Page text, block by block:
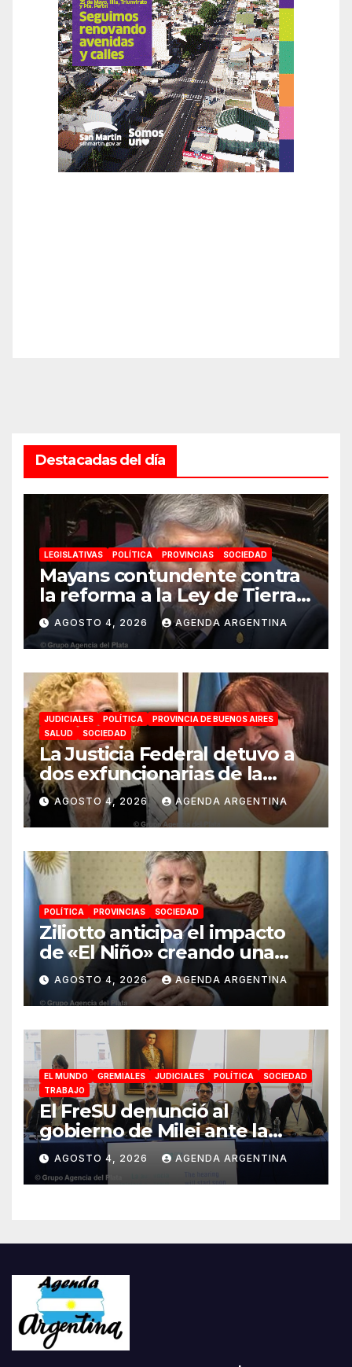
Destacadas del día
LEGISLATIVAS POLÍTICA PROVINCIAS SOCIEDAD
Mayans contundente contra
la reforma a la Ley de Tierras:
«Esta ley vende el país»
AGOSTO 4, 2026 AGENDA ARGENTINA
JUDICIALES POLÍTICA
PROVINCIA DE BUENOS AIRES
SALUD
SOCIEDAD
La Justicia Federal detuvo a
dos exfuncionarias de la
ANMAT y el INAME por la
causa del fentanilo
contaminado
AGOSTO 4, 2026 AGENDA ARGENTINA
POLÍTICA PROVINCIAS SOCIEDAD
Ziliotto anticipa el impacto
de «El Niño» creando una
«Unidad de Gestión» para
proteger el territorio
pampeano
AGOSTO 4, 2026 AGENDA ARGENTINA
EL MUNDO GREMIALES JUDICIALES POLÍTICA
SOCIEDAD
TRABAJO
El FreSU denunció al
gobierno de Milei ante la
CIDH por la reforma laboral y
la persecución a dirigentes
sindicales
AGOSTO 4, 2026 AGENDA ARGENTINA